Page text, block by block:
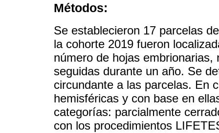
Métodos:
Se establecieron 17 parcelas
la cohorte 2019 fueron
número de hojas
seguidas durante un año. Se
circundante a las parcelas. En
hemisféricas y con base en
categorías: parcialmente
con los procedimientos